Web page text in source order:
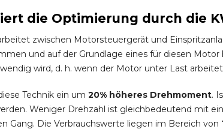
die Optimierung durch die
zwischen Motorsteuergerät und
und auf der Grundlage eines für diesen
wird, d. h. wenn der Motor unter Last
Technik ein um 20% höheres Drehmoment.
Weniger Drehzahl ist gleichbedeutend mit
Gang. Die Verbrauchswerte liegen im Bereich von